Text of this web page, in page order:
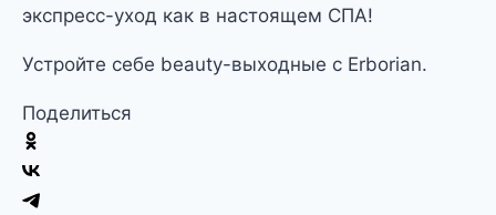
экспресс-уход как в настоящем СПА!
Устройте себе beauty-выходные с Erborian.
Поделиться